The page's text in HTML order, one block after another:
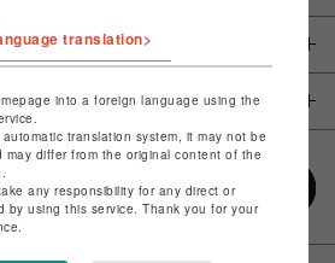
translation>
into a foreign language using the
translation system, it may not be
may differ from the original content of the
any responsibility for any direct or
by using this service. Thank you for your